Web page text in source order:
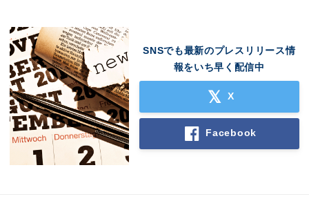
SNSでも最新のプレスリリース情
報をいち早く配信中
X
Facebook